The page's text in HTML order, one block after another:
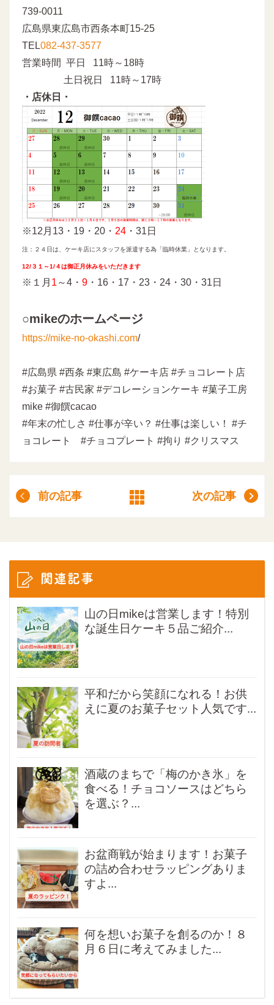
739-0011
広島県東広島市西条本町15-25
TEL082-437-3577
営業時間 平日 11時～18時
土日祝日 11時～17時
・店休日・
※12月13・19・20・ 24 ・31日
注：２４日は、ケーキ店にスタッフを派遣する為「臨時休業」となります。
12/３１～1/４は御正月休みをいただきます
※１月 1～4・ 9 ・16・17・23・24・30・31日
○mikeのホームページ
https://mike-no-okashi.com/
#広島県 #西条 #東広島 #ケーキ店 #チョコレート店
#お菓子 #古民家 #デコレーションケーキ #菓子工房
mike #御饌cacao
#年末の忙しさ #仕事が辛い？ #仕事は楽しい！ #チ
ョコレート #チョコプレート #拘り #クリスマス
前の記事 次の記事
関連記事
山の日mikeは営業します！特別
な誕生日ケーキ５品ご紹介...
平和だから笑顔になれる！お供
えに夏のお菓子セット人気です...
酒蔵のまちで「梅のかき氷」を
食べる！チョコソースはどちら
を選ぶ？...
お盆商戦が始まります！お菓子
の詰め合わせラッピングありま
すよ...
何を想いお菓子を創るのか！８
月６日に考えてみました...